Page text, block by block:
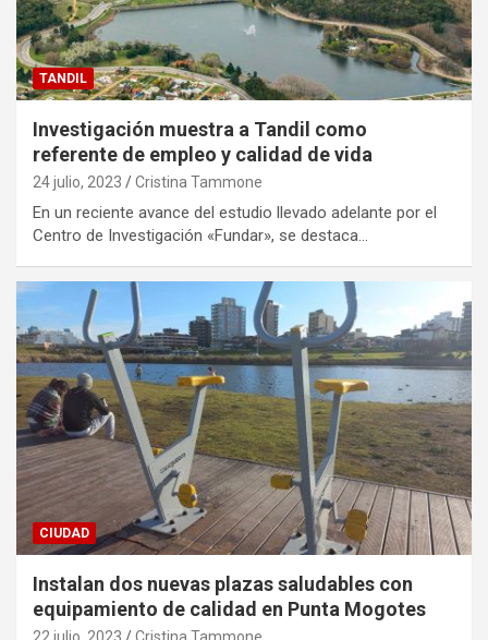
TANDIL
Investigación muestra a Tandil como
referente de empleo y calidad de vida
24 julio, 2023 Cristina Tammone
En un reciente avance del estudio llevado adelante por el
Centro de Investigación «Fundar», se destaca…
CIUDAD
Instalan dos nuevas plazas saludables con
equipamiento de calidad en Punta Mogotes
22 julio, 2023 Cristina Tammone